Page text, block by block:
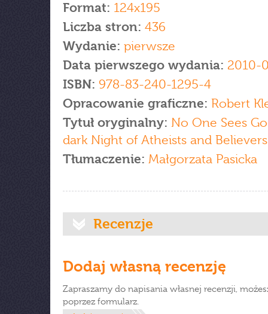
Format: 124x195
Liczba stron: 436
Wydanie: pierwsze
Data pierwszego wydania: 2010-
ISBN: 978-83-240-1295-4
Opracowanie graficzne: Robert
Tytuł oryginalny: No One Sees
dark Night of Atheists and Believers
Tłumaczenie: Małgorzata Pasicka
Recenzje
Dodaj własną recenzję
Zapraszamy do napisania własnej recenzji,
poprzez formularz.